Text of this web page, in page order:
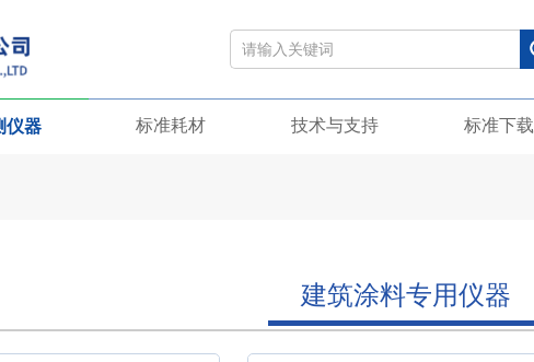
仪器 标准耗材 技术与支持 标准下载
建筑涂料专用仪器